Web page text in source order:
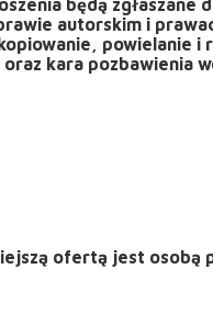
będą zgłaszane
autorskim i
powielanie
kara pozbawienia
ofertą jest osobą